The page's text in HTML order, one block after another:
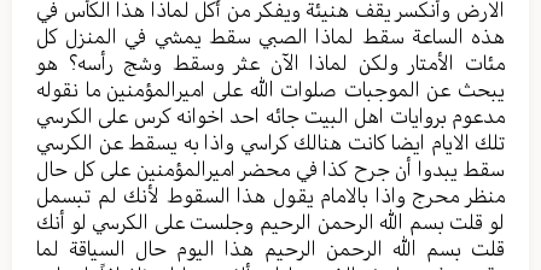
الارض وأنكسر يقف هنيئة ويفكر من أُكل لماذا هذا الكأس في
هذه الساعة سقط لماذا الصبي سقط يمشي في المنزل كل
مئات الأمتار ولكن لماذا الآن عثر وسقط وشج رأسه؟ هو
يبحث عن الموجبات صلوات الله على اميرالمؤمنين ما نقوله
مدعوم بروايات اهل البيت جائه احد اخوانه كرس على الكرسي
تلك الايام ايضا كانت هنالك كراسي واذا به يسقط عن الكرسي
سقط يبدوا أن جرح كذا في محضر اميرالمؤمنين على كل حال
منظر محرج واذا بالامام يقول هذا السقوط لأنك لم تبسمل
لو قلت بسم الله الرحمن الرحيم وجلست على الكرسي لو أنك
قلت بسم الله الرحمن الرحيم هذا اليوم حال السياقة لما